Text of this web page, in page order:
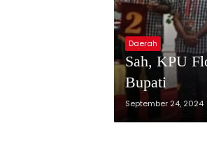
Daerah
Sah, KPU
Bupati
September 24, 2024